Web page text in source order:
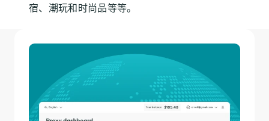
宿、潮玩和时尚品等等。